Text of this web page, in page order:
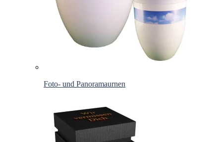
Foto- und Panoramaurnen